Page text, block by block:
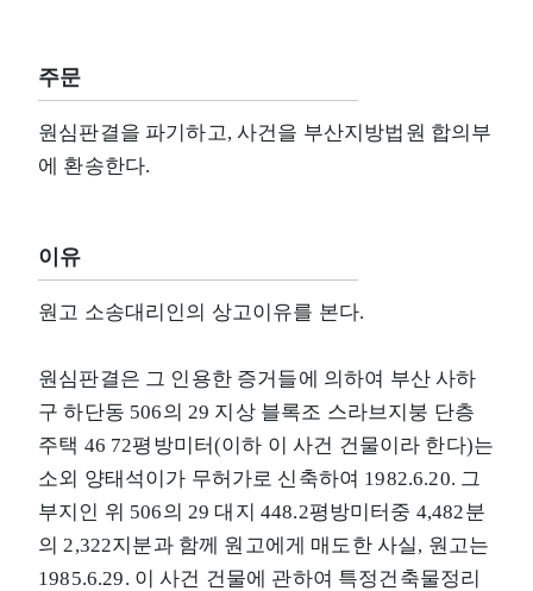
주문
원심판결을 파기하고, 사건을 부산지방법원 합의부
에 환송한다.
이유
원고 소송대리인의 상고이유를 본다.
원심판결은 그 인용한 증거들에 의하여 부산 사하
구 하단동 506의 29 지상 블록조 스라브지붕 단층
주택 46 72평방미터(이하 이 사건 건물이라 한다)는
소외 양태석이가 무허가로 신축하여 1982.6.20. 그
부지인 위 506의 29 대지 448.2평방미터중 4,482분
의 2,322지분과 함께 원고에게 매도한 사실, 원고는
1985.6.29. 이 사건 건물에 관하여 특정건축물정리